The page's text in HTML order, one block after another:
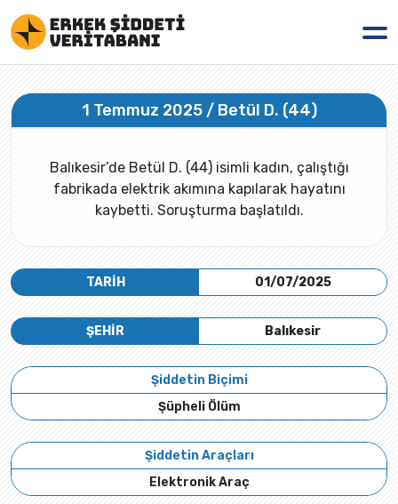
1 Temmuz 2025 / Betül D. (44)
Balıkesir’de Betül D. (44) isimli kadın, çalıştığı
fabrikada elektrik akımına kapılarak hayatını
kaybetti. Soruşturma başlatıldı.
TARİH 01/07/2025
Balıkesir
ŞEHİR
Şiddetin Biçimi
Şüpheli Ölüm
Şiddetin Araçları
Elektronik Araç